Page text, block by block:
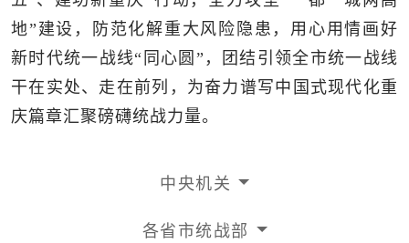
地”建设，防范化解重大风险隐患，用心用情画好
新时代统一战线“同心圆”，团结引领全市统一战线
干在实处、走在前列，为奋力谱写中国式现代化重
庆篇章汇聚磅礴统战力量。
中央机关
各省市统战部